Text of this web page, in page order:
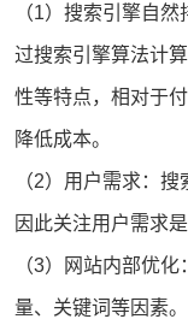
（1）搜索引擎自
过搜索引擎算法计
性等特点，相对于
降低成本。
（2）用户需求：
因此关注用户需求
（3）网站内部优
量、关键词等因素。